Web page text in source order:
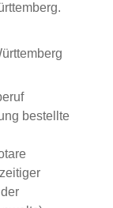
bestellte